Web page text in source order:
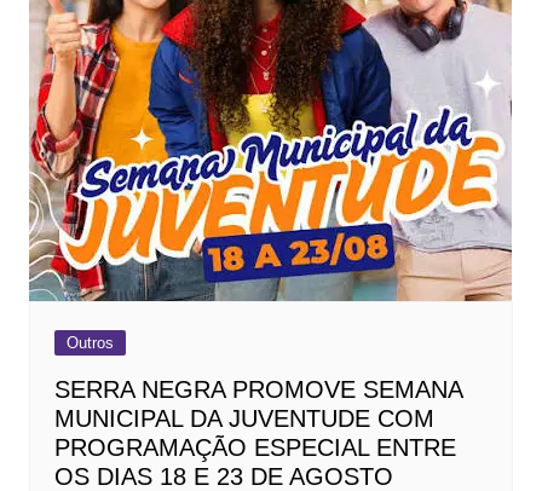
Outros
SERRA NEGRA PROMOVE SEMANA
MUNICIPAL DA JUVENTUDE COM
PROGRAMAÇÃO ESPECIAL ENTRE
OS DIAS 18 E 23 DE AGOSTO